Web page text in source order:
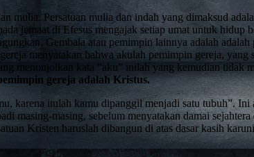
mulia. Persatuan mulia dan indah yang dimaksud
jemaat di Efesus mengajak setiap umat untuk hidup
Gembala atau pemimpin lainnya adalah
menyatakan bahwa akulah pemimpin gereja,
menonjolkan kata “aku” inilah yang kemudian tidak
gereja adalah Kristus.
karena itulah kamu dipanggil menjadi satu tubuh”.
masing-masing, sebelum menyatakan damai
Kristen haruslah dibangun di atas dasar kasih